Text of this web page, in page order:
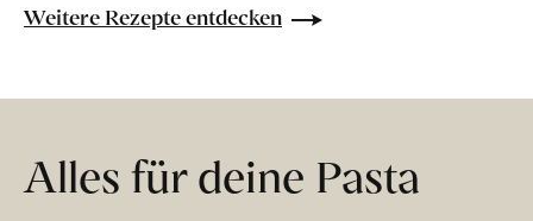
Weitere Rezepte entdecken
Alles für deine Pasta